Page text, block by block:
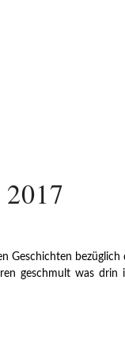
Geschichten
geschmult was